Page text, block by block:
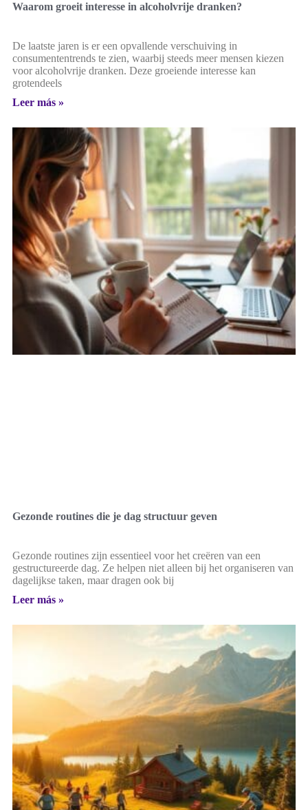
Waarom groeit interesse in alcoholvrije dranken?
De laatste jaren is er een opvallende verschuiving in
consumententrends te zien, waarbij steeds meer mensen kiezen
voor alcoholvrije dranken. Deze groeiende interesse kan
grotendeels
Leer más »
Gezonde routines die je dag structuur geven
Gezonde routines zijn essentieel voor het creëren van een
gestructureerde dag. Ze helpen niet alleen bij het organiseren van
dagelijkse taken, maar dragen ook bij
Leer más »